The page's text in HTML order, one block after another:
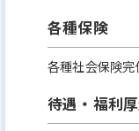
各種保険
各種社会保険完
待遇・福利